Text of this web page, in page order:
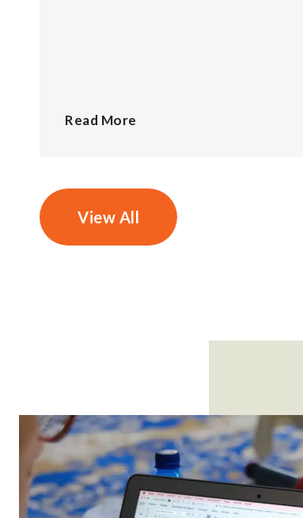
Read More
View All